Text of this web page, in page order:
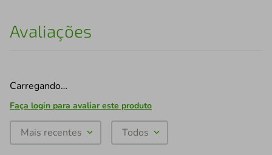
Avaliações
Carregando…
Faça login para avaliar este produto
Mais recentes Todos